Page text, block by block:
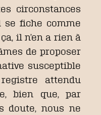
circonstances
se fiche comme
il n’en a rien à
de proposer
susceptible
attendu
bien que, par
doute, nous ne